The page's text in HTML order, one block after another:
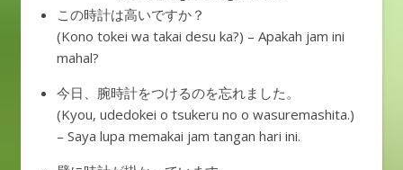
この時計は高いですか？
(Kono tokei wa takai desu ka?) – Apakah jam ini
mahal?
今日、腕時計をつけるのを忘れました。
(Kyou, udedokei o tsukeru no o wasuremashita.)
– Saya lupa memakai jam tangan hari ini.